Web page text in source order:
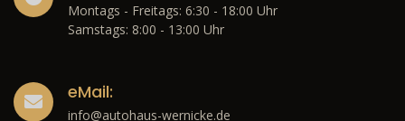
Montags - Freitags: 6:30 - 18:00 Uhr
Samstags: 8:00 - 13:00 Uhr
eMail:
info@autohaus-wernicke.de